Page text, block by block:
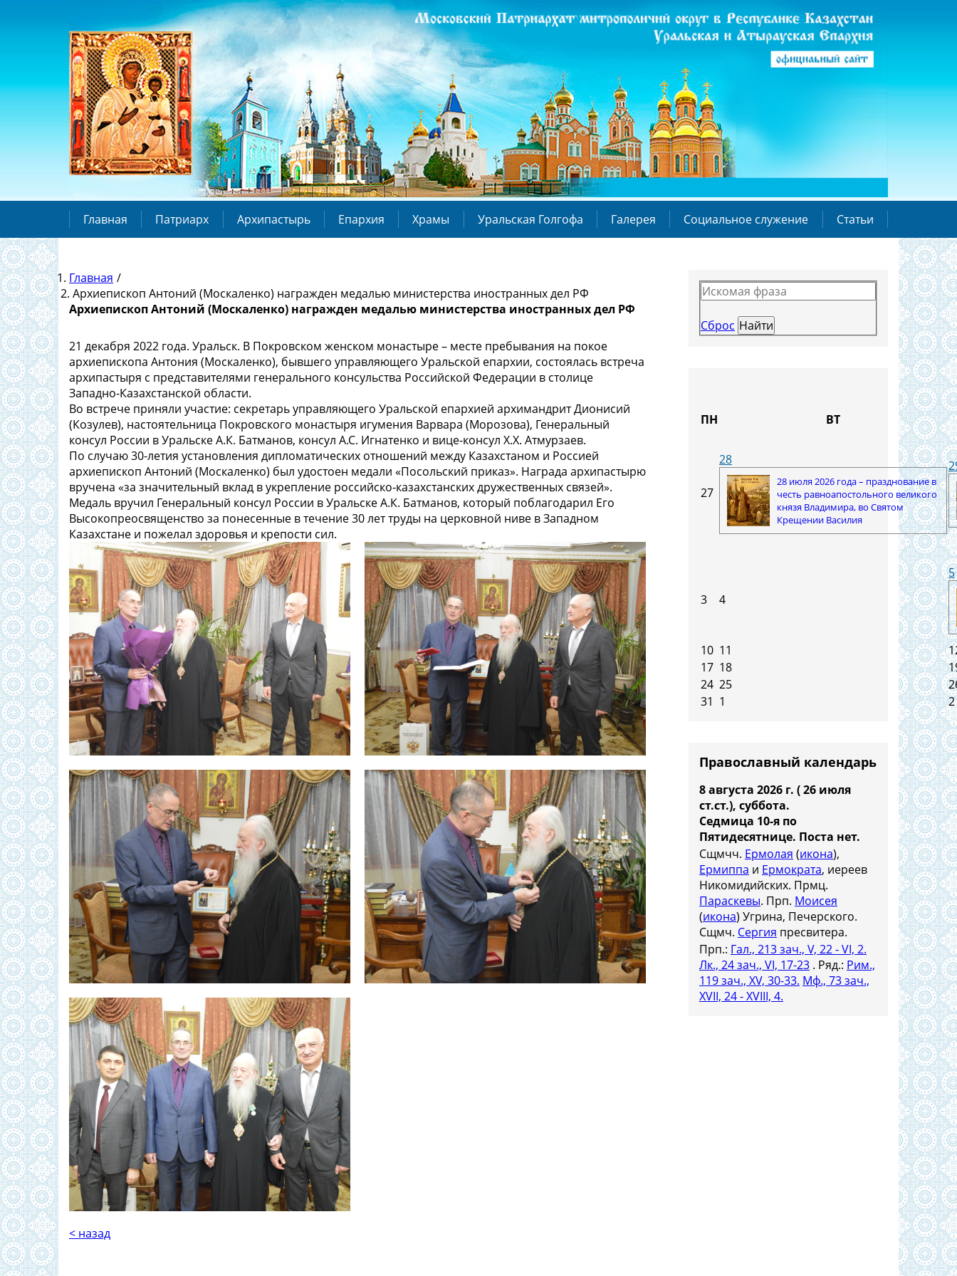
Главная Патриарх Архипастырь Епархия Храмы Уральская Голгофа Галерея Социальное служение Статьи
Главная /
Архиепископ Антоний (Москаленко) награжден медалью министерства иностранных дел РФ
Архиепископ Антоний (Москаленко) награжден медалью министерства иностранных дел РФ
21 декабря 2022 года. Уральск. В Покровском женском монастыре – месте пребывания на покое
архиепископа Антония (Москаленко), бывшего управляющего Уральской епархии, состоялась встреча
архипастыря с представителями генерального консульства Российской Федерации в столице
Западно-Казахстанской области.
Во встрече приняли участие: секретарь управляющего Уральской епархией архимандрит Дионисий
(Козулев), настоятельница Покровского монастыря игумения Варвара (Морозова), Генеральный
консул России в Уральске А.К. Батманов, консул А.С. Игнатенко и вице-консул Х.Х. Атмурзаев.
По случаю 30-летия установления дипломатических отношений между Казахстаном и Россией
архиепископ Антоний (Москаленко) был удостоен медали «Посольский приказ». Награда архипастырю
вручена «за значительный вклад в укрепление российско-казахстанских дружественных связей».
Медаль вручил Генеральный консул России в Уральске А.К. Батманов, который поблагодарил Его
Высокопреосвященство за понесенные в течение 30 лет труды на церковной ниве в Западном
Казахстане и пожелал здоровья и крепости сил.
< назад
Сброс
ПН ВТ
27
28
28 июля 2026 года – празднование в
честь равноапостольного великого
князя Владимира, во Святом
Крещении Василия
3 4
5
10 11
17 18
24 25
31 1 2
Православный календарь
8 августа 2026 г. ( 26 июля
ст.ст.), суббота.
Седмица 10-я по
Пятидесятнице. Поста нет.
Сщмчч. Ермолая (икона),
Ермиппа и Ермократа, иереев
Никомидийских. Прмц.
Параскевы. Прп. Моисея
(икона) Угрина, Печерского.
Сщмч. Сергия пресвитера.
Прп.: Гал., 213 зач., V, 22 - VI, 2.
Лк., 24 зач., VI, 17-23 . Ряд.: Рим.,
119 зач., XV, 30-33. Мф., 73 зач.,
XVII, 24 - XVIII, 4.